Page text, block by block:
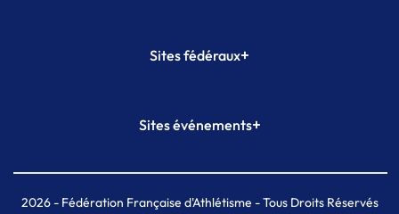
Sites fédéraux+
Plateforme Formation
Sites événements+
Meeting de Paris indoor
MAIF Ekiden de Paris
2026- Fédération Française d'Athlétisme - Tous Droits Réservés